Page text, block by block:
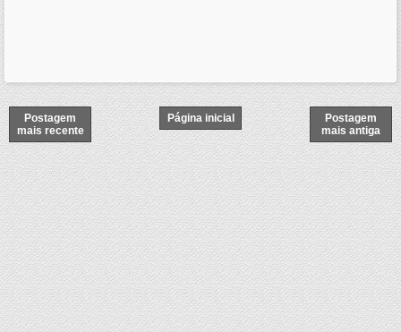
Postagem
mais recente
Postagem
mais antiga
Página inicial